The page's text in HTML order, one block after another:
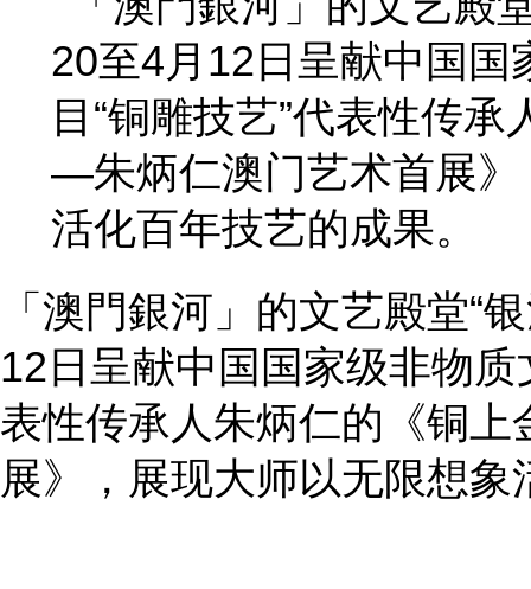
「澳門銀河」的文艺殿堂“
12日呈献中国国家级非物质
表性传承人朱炳仁的《铜
展》，展现大师以无限想